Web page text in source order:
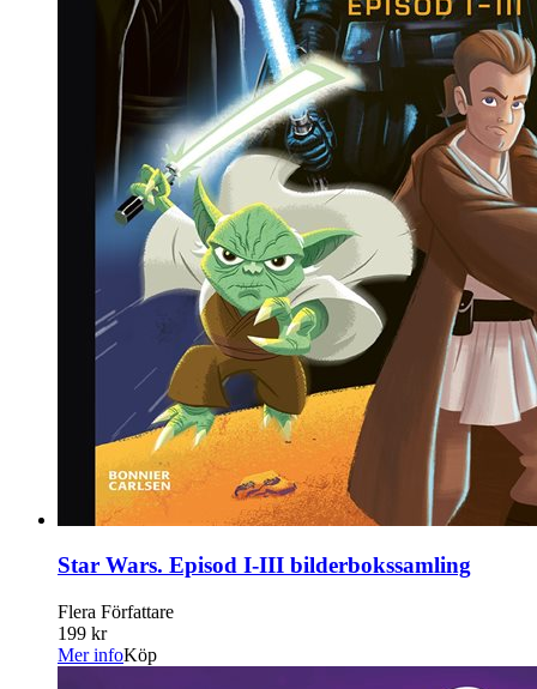
Star Wars. Episod I-III bilderbokssamling
Flera Författare
199 kr
Mer infoKöp